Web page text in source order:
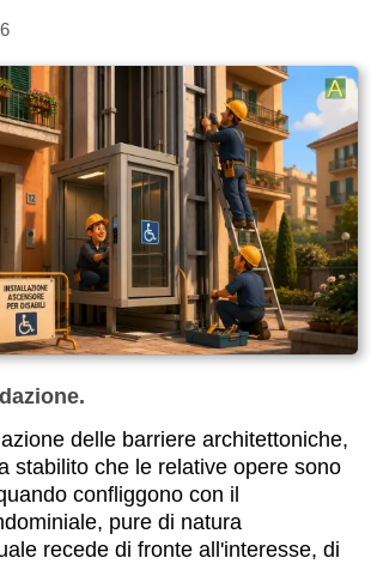
delle barriere architettoniche,
stabilito che le relative opere sono
confliggono con il
pure di natura
recede di fronte all'interesse, di